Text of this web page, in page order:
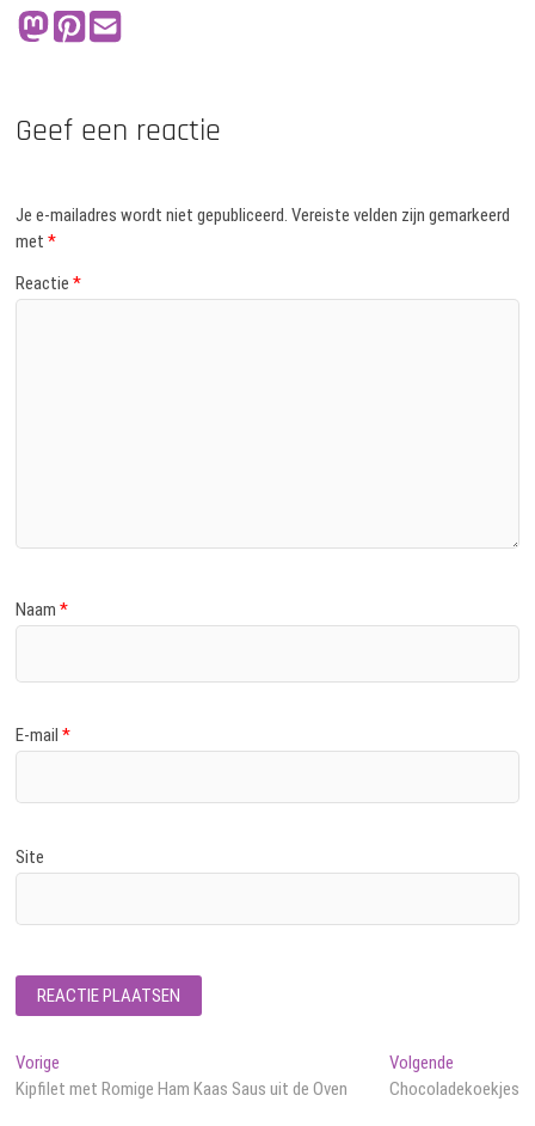
Geef een reactie
Je e-mailadres wordt niet gepubliceerd. Vereiste velden zijn gemarkeerd
met*
Reactie*
Naam*
E-mail*
Site
Bericht
navigatie
Vorige
bericht:
Kipfilet met Romige Ham Kaas Saus uit de Oven
VolgendeVolgend
bericht:
Chocoladekoekjes